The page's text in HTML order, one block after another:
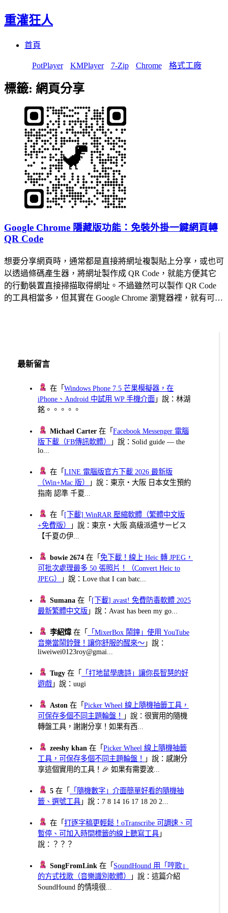
重灌狂人
首頁
PotPlayer KMPlayer 7-Zip Chrome 格式工廠
標籤: 網頁分享
Google Chrome 隱藏版功能：免裝外掛一鍵網頁轉
QR Code
想要分享網頁時，通常都是直接將網址複製貼上分享，或也可
以透過條碼產生器，將網址製作成 QR Code，就能方便其它
的行動裝置直接掃描取得網址。不過雖然可以製作 QR Code
的工具相當多，但其實在 Google Chrome 瀏覽器裡，就有可…
最新留言
在「Windows Phone 7.5 芒果模擬器，在
iPhone、Android 中試用 WP 手機介面 」說：林湖
銘。。。。。
Michael Carter 在「Facebook Messenger 電腦
版下載（FB傳訊軟體）
」說：Solid guide — the
lo...
在「LINE 電腦版官方下載 2026 最新版
（Win+Mac 版）
」說：東京・大阪 日本女生預約
指南 認準 千夏...
在「 [下載] WinRAR 壓縮軟體（繁體中文版
+免費版）
」說：東京・大阪 高級派遣サービス
【千夏の伊...
bowie 2674 在「免下載！線上 Heic 轉 JPEG，
可批次處理最多 50 張照片！（Convert Heic to
JPEG）
」說：Love that I can batc...
Sumana 在「 [下載] avast! 免費防毒軟體 2025
最新繁體中文版 」說：Avast has been my go...
李紹煒在「
「MixerBox 鬧鐘」使用 YouTube
音樂當鬧鈴聲！讓你舒服的醒來～ 」說：
liweiwei0123roy@gmai...
Tugy 在「
「打地鼠學唐詩」讓你長智慧的好
遊戲 」說：uugi
Aston 在「Picker Wheel 線上隨機抽籤工具，
可保存多個不同主題輪盤！
」說：很實用的隨機
轉盤工具，謝謝分享！如果有西...
zeeshy khan 在「Picker Wheel 線上隨機抽籤
工具，可保存多個不同主題輪盤！
」說：感謝分
享這個實用的工具！🎉 如果有需要波...
5 在「
「隨機數字」介面簡單好看的隨機抽
籤、選號工具 」說：7 8 14 16 17 18 20 2...
在「打逐字稿更輕鬆！oTranscribe 可調速、可
暫停、可加入時間標籤的線上聽寫工具 」
說：？？？
SongFromLink 在「 SoundHound 用「哼歌」
的方式找歌（音樂識別軟體）
」說：這篇介紹
SoundHound 的情境很...